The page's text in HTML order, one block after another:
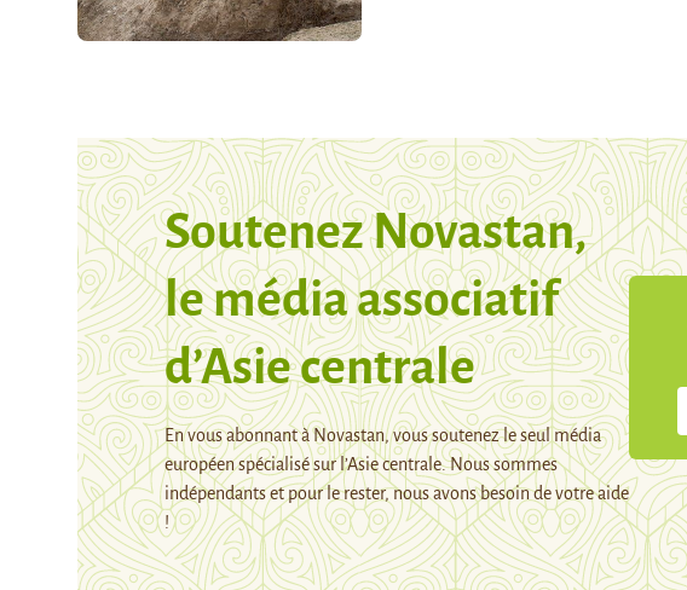
Soutenez Novastan,
le média associatif
d’Asie centrale
En vous abonnant à Novastan, vous soutenez le seul média
européen spécialisé sur l’Asie centrale. Nous sommes
indépendants et pour le rester, nous avons besoin de votre aide
!